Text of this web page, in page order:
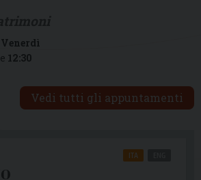
Venerdì
12:30
Vedi tutti gli appuntamenti